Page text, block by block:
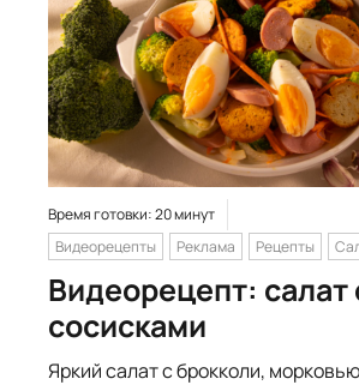
Время готовки: 20 минут
Видеорецепты
Реклама Рецепты
Видеорецепт: салат
сосисками
Яркий салат с брокколи,